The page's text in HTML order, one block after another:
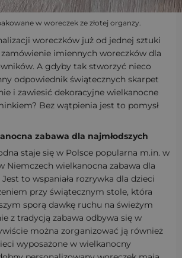
w woreczek ze złotej organzy.
woreczków już od jednej sztuki
imiennych woreczków dla
A gdyby tak stworzyć nieco
odpowiednik świątecznych skarpet
i zawiesić dekoracyjne wielkanocne
Bez wątpienia jest to pomysł
zabawa dla najmłodszych
staje się w Polsce popularna m.in. w
Niemczech wielkanocna zabawa dla
to wspaniała rozrywka dla dzieci
przy świątecznym stole, która
sporą dawkę ruchu na świeżym
z tradycją zabawa odbywa się w
można zorganizować ją również
wyposażone w wielkanocny